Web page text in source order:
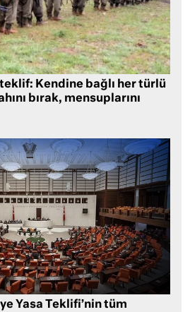
teklif: Kendine bağlı her türlü
bırak, mensuplarını
Yasa Teklifi’nin tüm